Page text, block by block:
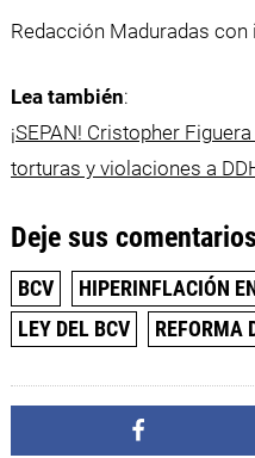
Redacción Maduradas
Lea también:
¡SEPAN! Cristopher
torturas y violaciones a
Deje sus
BCV
HIPERINFLACIÓN
LEY DEL BCV
REFORMA